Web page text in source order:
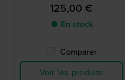
125,00 €
● En stock
Comparer
Voir les produits